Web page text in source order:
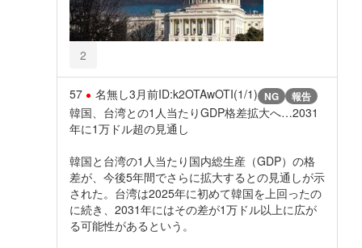
2
57 名無し3月前ID:k2OTAwOTI(1/1) NG 報告
韓国、台湾との1人当たりGDP格差拡大へ…2031
年に1万ドル超の見通し
韓国と台湾の1人当たり国内総生産（GDP）の格
差が、今後5年間でさらに拡大するとの見通しが示
された。台湾は2025年に初めて韓国を上回ったの
に続き、2031年にはその差が1万ドル以上に広が
る可能性があるという。